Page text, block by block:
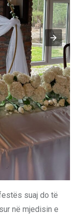
suaj do të
në mjedisin e